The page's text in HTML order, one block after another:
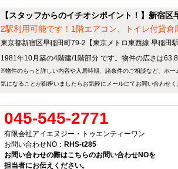
【スタッフからのイチオシポイント！】新宿区
2駅利用可能です！1階エアコン、トイレ付貸倉
東京都新宿区早稲田町79-2【東京メトロ東西線 早稲田
1981年10月築の4階建/1階部分 です。物件の広さは
※物件のもっと詳しい内容や入居時期、諸条件のご相談など、ホ
気になることが御座いましたらお気軽にメールにてお問い合わせく
045-545-2771
有限会社アイエヌジー・トゥエンティーワン
お問い合わせNO： RHS-t285
お問い合わせの際はこちらのお問い合わせNOを
担当者にお伝えください。